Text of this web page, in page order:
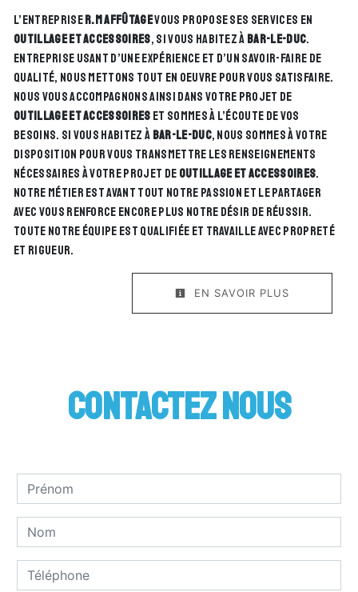
L’entrepriseR.M Affûtagevous propose ses services en
outillage et accessoires, si vous habitez à Bar-le-duc.
Entreprise usant d’une expérience et d’un savoir-faire de
qualité, nous mettons tout en oeuvre pour vous satisfaire.
Nous vous accompagnons ainsi dans votre projet de
outillage et accessoires et sommes à l’écoute de vos
besoins. Si vous habitez à Bar-le-duc, nous sommes à votre
disposition pour vous transmettre les renseignements
nécessaires à votre projet de outillage et accessoires.
Notre métier est avant tout notre passion et le partager
avec vous renforce encore plus notre désir de réussir.
Toute notre équipe est qualifiée et travaille avec propreté
et rigueur.
EN SAVOIR PLUS
Contactez nous